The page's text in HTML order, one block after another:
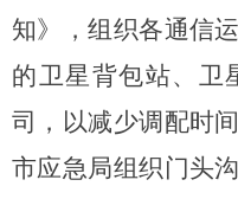
知》，组织各通信
的卫星背包站、卫
司， 以减少调配时
市应急局组织门头